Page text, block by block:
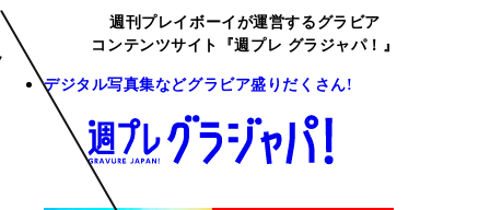
週刊プレイボーイが運営するグラビア
コンテンツサイト『週プレ グラジャパ！』
デジタル写真集などグラビア盛りだくさん!